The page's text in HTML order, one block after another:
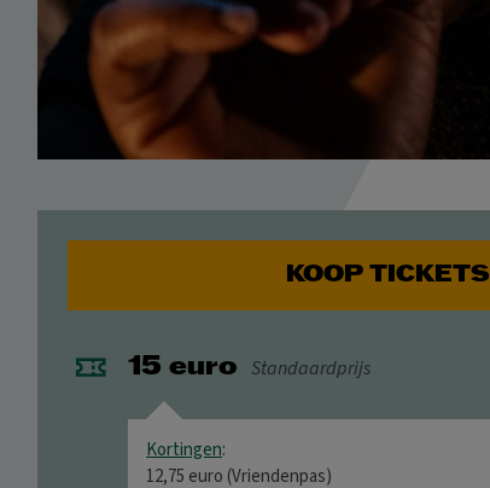
KOOP TICKETS
15 euro Standaardprijs
Kortingen:
12,75 euro (Vriendenpas)